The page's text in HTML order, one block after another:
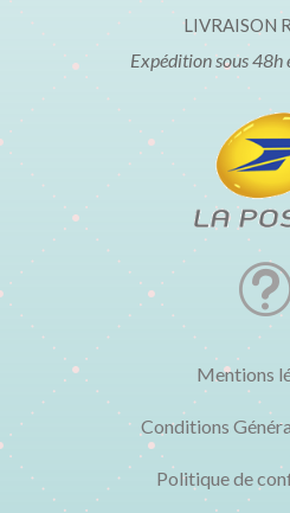
LIVRAISON
Expédition sous 48h
Mentions
Conditions
Politique de